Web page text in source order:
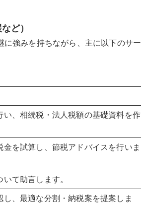
ど）
強みを持ちながら、主に以下のサー
、相続税・法人税額の基礎資料を作
を試算し、節税アドバイスを行いま
て助言します。
、最適な分割・納税案を提案しま